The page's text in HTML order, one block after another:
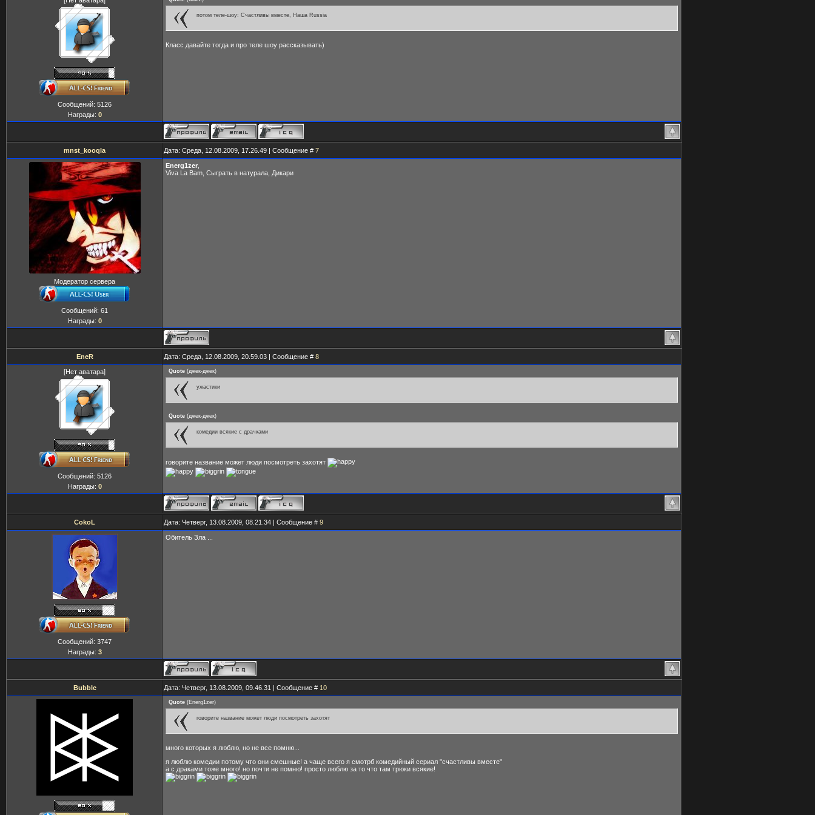
Сообщений: 5126
Награды: 0
потом теле-шоу: Счастливы вместе, Наша Russia
Класс давайте тогда и про теле шоу рассказывать)
mnst_kooqla Дата: Среда, 12.08.2009, 17.26.49 | Сообщение # 7
Модератор сервера
Сообщений: 61
Награды: 0
Energ1zer
Viva La Bam, Сыграть в натурала, Дикари
EneR Дата: Среда, 12.08.2009, 20.59.03 | Сообщение # 8
[Нет аватара]
Сообщений: 5126
Награды: 0
Quote (джек-джек)
ужастики
Quote (джек-джек)
комедии всякие с драчками
говорите название может люди посмотреть захотят
CokoL Дата: Четверг, 13.08.2009, 08.21.34 | Сообщение # 9
Сообщений: 3747
Награды: 3
Обитель Зла ...
Bubble Дата: Четверг, 13.08.2009, 09.46.31 | Сообщение # 10
Quote (Energ1zer)
говорите название может люди посмотреть захотят
много которых я люблю, но не все помню...
я люблю комедии потому что они смешные! а чаще всего я смотрб комедийный сериал "счастливы вместе"
а с драками тоже много! но почти не помню! просто люблю за то что там трюки всякие!